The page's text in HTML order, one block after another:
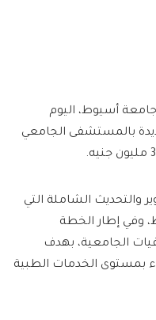
أسيوط، اليوم
بالمستشفى الجامعي
والتحديث الشاملة التي
وفي إطار الخطة
الجامعية، بهدف
بمستوى الخدمات الطبية